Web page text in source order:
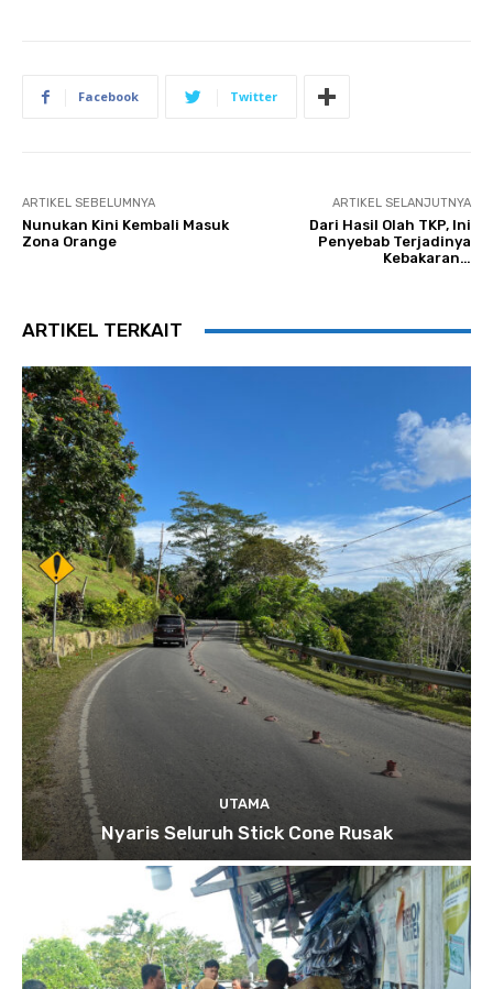
Facebook Twitter
ARTIKEL SEBELUMNYA
Nunukan Kini Kembali Masuk
Zona Orange
ARTIKEL SELANJUTNYA
Dari Hasil Olah TKP, Ini
Penyebab Terjadinya
Kebakaran…
ARTIKEL TERKAIT
UTAMA
Nyaris Seluruh Stick Cone Rusak